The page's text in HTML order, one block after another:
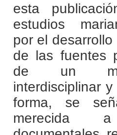
esta
estudios
por el
de las fuentes
de un
interdisciplinar
forma, se
merecida